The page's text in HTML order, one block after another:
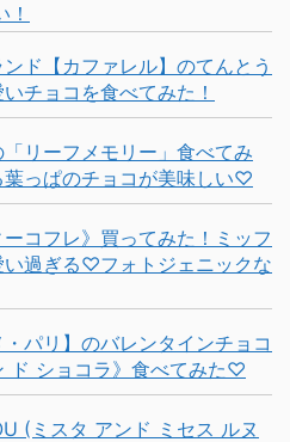
ド【カファレル】のてんとう
チョコを食べてみた！
「リーフメモリー」食べてみ
葉っぱのチョコが美味しい♡
コフレ》買ってみた！ミッフ
い過ぎる♡フォトジェニックな
・パリ】のバレンタインチョコ
ド ショコラ》食べてみた♡
(ミスタ アンド ミセス ルヌ